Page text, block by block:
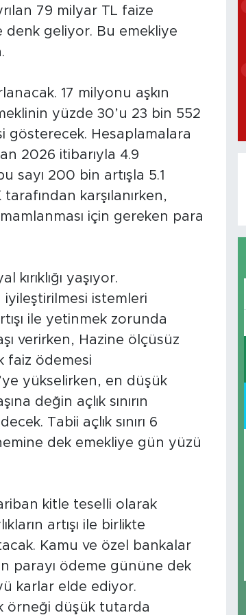
79 milyar TL faize
denk geliyor. Bu emekliye
17 milyonu aşkın
yüzde 30’u 23 bin 552
gösterecek. Hesaplamalara
2026 itibarıyla 4.9
sayı 200 bin artışla 5.1
tarafından karşılanırken,
için gereken para
yaşıyor.
iyileştirilmesi istemleri
ile yetinmek zorunda
verirken, Hazine ölçüsüz
faiz ödemesi
yükselirken, en düşük
değin açlık sınırın
Tabii açlık sınırı 6
dek emekliye gün yüzü
kitle teselli olarak
artışı ile birlikte
Kamu ve özel bankalar
parayı ödeme gününe dek
karlar elde ediyor.
örneği düşük tutarda